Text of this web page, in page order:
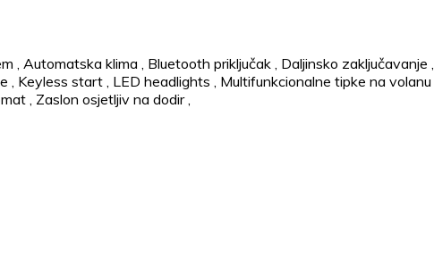
, Automatska klima , Bluetooth priključak , Daljinsko zaključavanje ,
, Keyless start , LED headlights , Multifunkcionalne tipke na volanu
, Zaslon osjetljiv na dodir ,